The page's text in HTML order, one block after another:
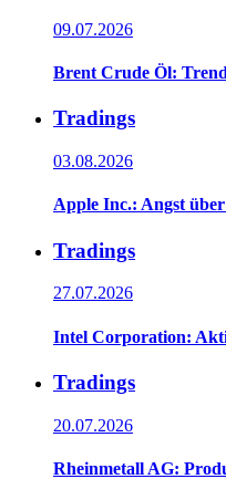
09.07.2026
Brent Crude Öl:
Tradings
03.08.2026
Apple Inc.: Angst
Tradings
27.07.2026
Intel Corporation:
Tradings
20.07.2026
Rheinmetall AG: